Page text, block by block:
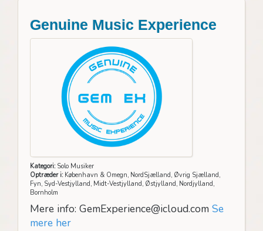
Genuine Music Experience
Kategori:Solo Musiker
Optræder i:København & Omegn, NordSjælland, Øvrig Sjælland,
Fyn, Syd-Vestjylland, Midt-Vestjylland, Østjylland, Nordjylland,
Bornholm
Mere info: GemExperience@icloud.com Se
mere her